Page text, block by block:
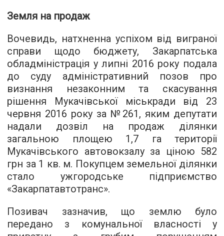
Земля на продаж
Вочевидь, натхненна успіхом від виграної
справи щодо бюджету, Закарпатська
обладміністрація у липні 2016 року подала
до суду адміністративний позов про
визнання незаконним та скасування
рішення Мукачівської міськради від 23
червня 2016 року за №261, яким депутати
надали дозвіл на продаж ділянки
загальною площею 1,7 га території
Мукачівського автовокзалу за ціною 582
грн за 1 кв. м. Покупцем земельної ділянки
стало ужгородське підприємство
«Закарпатавтотранс».
Позивач зазначив, що землю було
передано з комунальної власності у